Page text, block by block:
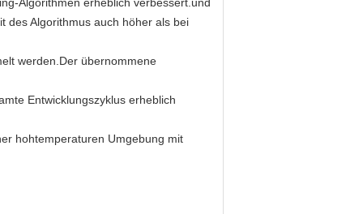
des Algorithmus auch höher als bei
werden.Der übernommene
Entwicklungszyklus erheblich
hohtemperaturen Umgebung mit